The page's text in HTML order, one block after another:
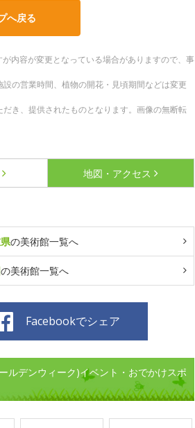
へ戻る
内容が変更となっている場合がありますので、事
の営業時間、植物の開花・見頃期間などは変更
き、提供されたものとなります。画像の無断転
地図・アクセス
の美術館一覧へ
の美術館一覧へ
Facebookでシェア
ルデンウィーク)イベント・おでかけスポ